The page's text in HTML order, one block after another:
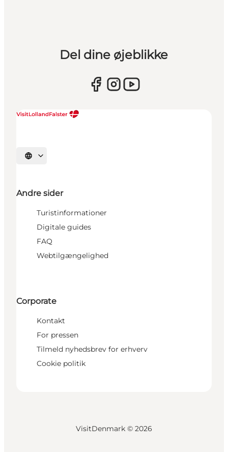
Del dine øjeblikke
Vælg sprog
Andre sider
Turistinformationer
Digitale guides
FAQ
Webtilgængelighed
Corporate
Kontakt
For pressen
Tilmeld nyhedsbrev for erhverv
Cookie politik
VisitDenmark © 2026